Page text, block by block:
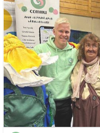
vastaanottamista.
suomalainen
sovellus, jonka
yhteisöllisyyttä ja
auttamisesta ja
sekä vaivatonta.
yhteisöllisyydellä
kuntalaisten
edistämisessä.
yhteistyössä